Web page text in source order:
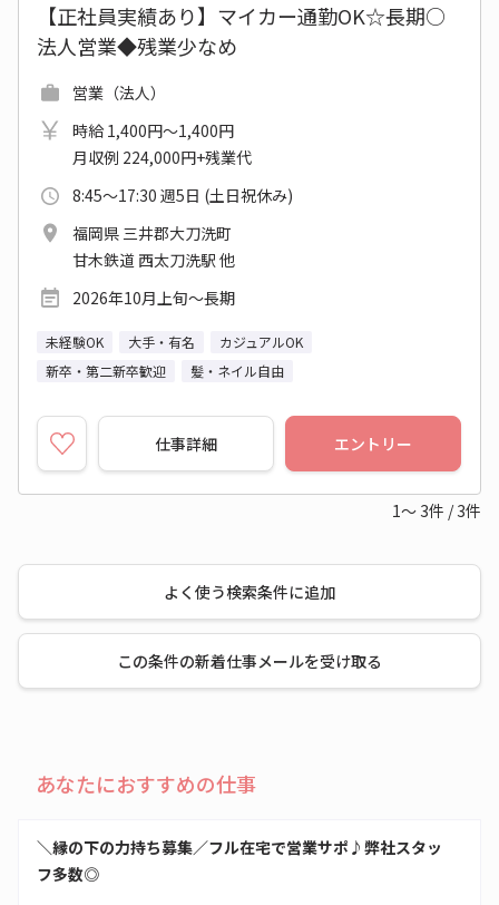
【正社員実績あり】マイカー通勤OK☆長期○
法人営業◆残業少なめ
営業（法人）
時給 1,400円～1,400円
月収例 224,000円+残業代
8:45～17:30 週5日 (土日祝休み)
福岡県 三井郡大刀洗町
甘木鉄道 西太刀洗駅 他
2026年10月上旬～長期
未経験OK 大手・有名
カジュアルOK
新卒・第二新卒歓迎
髪・ネイル自由
仕事詳細 エントリー
1～ 3件 / 3件
よく使う検索条件に追加
この条件の新着仕事メールを受け取る
あなたにおすすめの仕事
＼縁の下の力持ち募集／フル在宅で営業サポ♪弊社スタッ
フ多数◎